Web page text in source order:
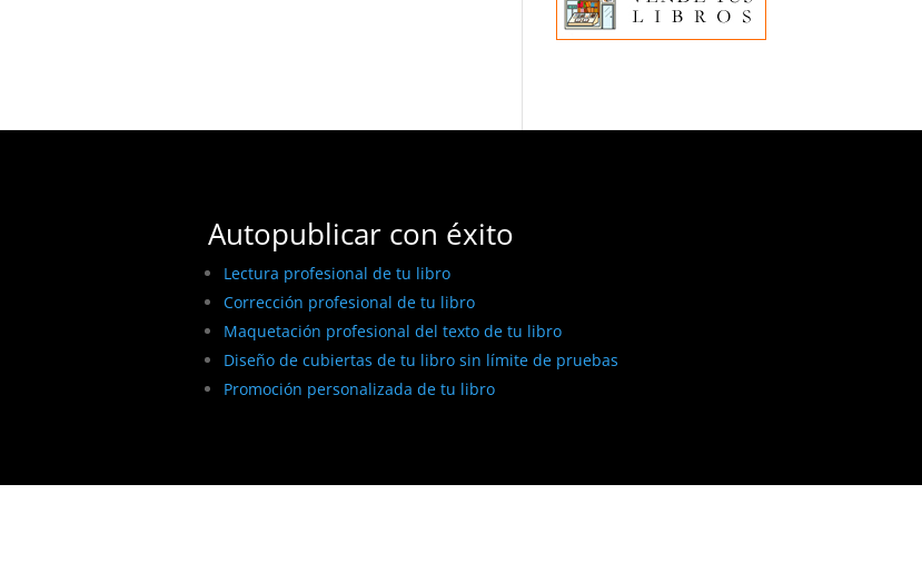
Autopublicar con éxito
Lectura profesional de tu libro
Corrección profesional de tu libro
Maquetación profesional del texto de tu libro
Diseño de cubiertas de tu libro sin límite de pruebas
Promoción personalizada de tu libro